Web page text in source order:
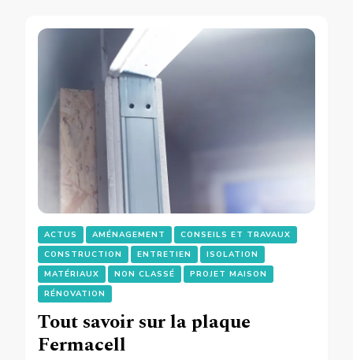
ACTUS AMÉNAGEMENT
CONSEILS ET TRAVAUX
CONSTRUCTION
ENTRETIEN
ISOLATION
MATÉRIAUX
NON CLASSÉ
PROJET MAISON
RÉNOVATION
Tout savoir sur la plaque
Fermacell